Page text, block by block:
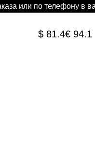
или по телефону в
$ 81.4€ 94.1